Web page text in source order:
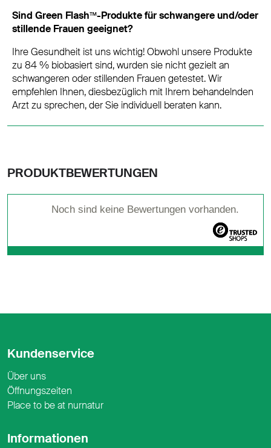
Sind Green Flash™-Produkte für schwangere und/oder
stillende Frauen geeignet?
Ihre Gesundheit ist uns wichtig! Obwohl unsere Produkte
zu 84 % biobasiert sind, wurden sie nicht gezielt an
schwangeren oder stillenden Frauen getestet. Wir
empfehlen Ihnen, diesbezüglich mit Ihrem behandelnden
Arzt zu sprechen, der Sie individuell beraten kann.
PRODUKTBEWERTUNGEN
Noch sind keine Bewertungen vorhanden.
Kundenservice
Über uns
Öffnungszeiten
Place to be at nurnatur
Informationen